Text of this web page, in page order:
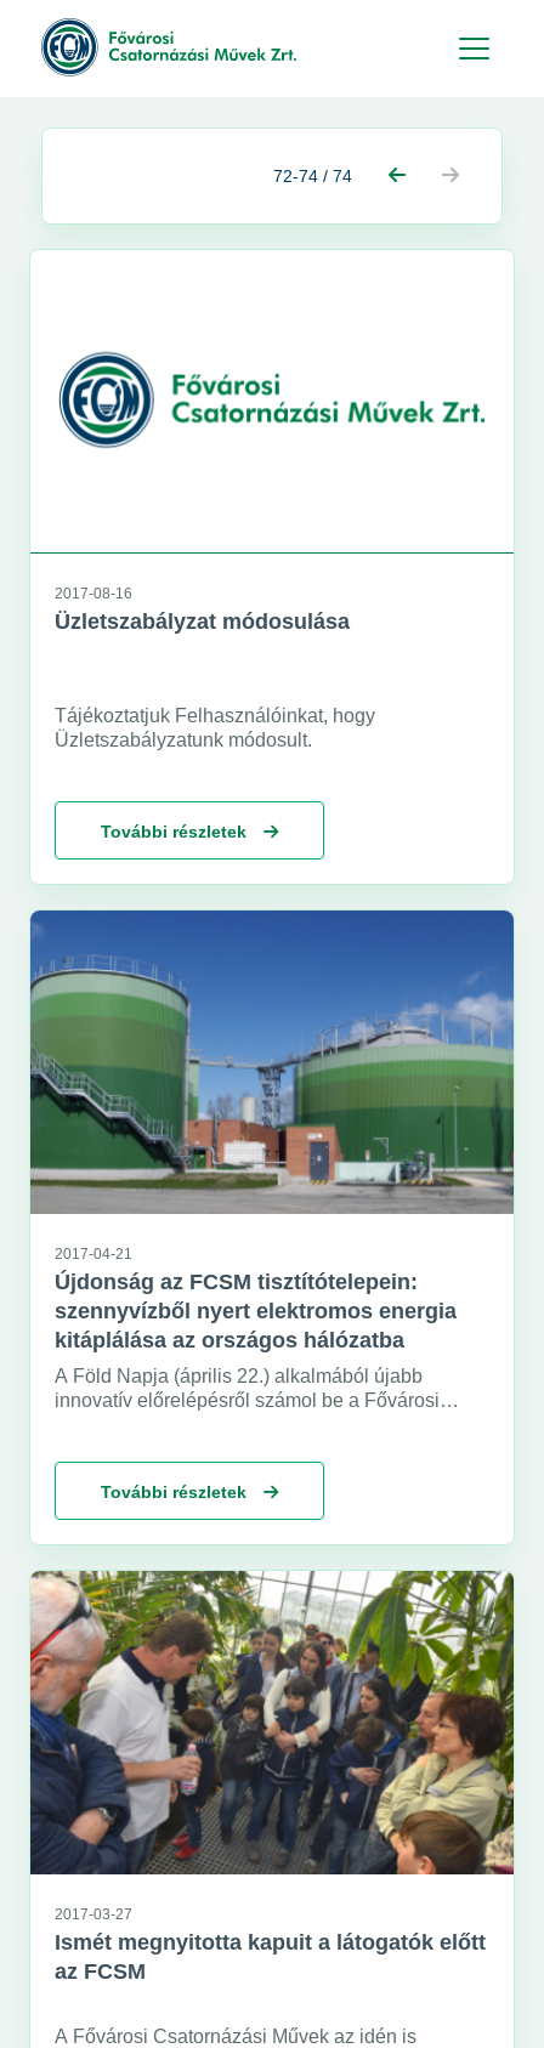
72-74 / 74
2017-08-16
Üzletszabályzat módosulása
Tájékoztatjuk Felhasználóinkat, hogy
Üzletszabályzatunk módosult.
További részletek
2017-04-21
Újdonság az FCSM tisztítótelepein:
szennyvízből nyert elektromos energia
kitáplálása az országos hálózatba
A Föld Napja (április 22.) alkalmából újabb
innovatív előrelépésről számol be a Fővárosi
energiát, hanem a beszállított hulladékok révén
időnként többlet elektromos energiát állít elő, amit
kitáplál az országos hálózatba.
További részletek
2017-03-27
Ismét megnyitotta kapuit a látogatók előtt
az FCSM
A Fővárosi Csatornázási Művek az idén is